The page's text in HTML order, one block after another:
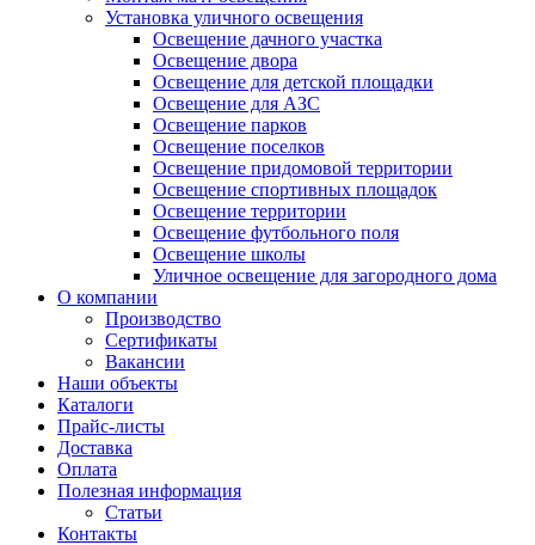
Установка уличного освещения
Освещение дачного участка
Освещение двора
Освещение для детской площадки
Освещение для АЗС
Освещение парков
Освещение поселков
Освещение придомовой территории
Освещение спортивных площадок
Освещение территории
Освещение футбольного поля
Освещение школы
Уличное освещение для загородного дома
О компании
Производство
Сертификаты
Вакансии
Наши объекты
Каталоги
Прайс-листы
Доставка
Оплата
Полезная информация
Статьи
Контакты